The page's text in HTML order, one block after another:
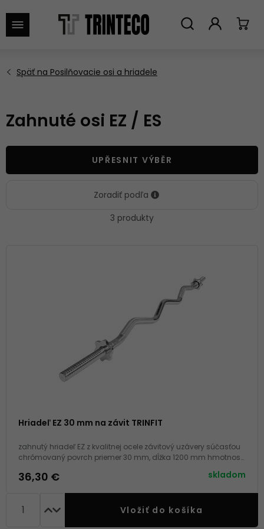
VYHĽADAŤ
Zahnuté osi EZ / ES
UPŘESNIT VÝBĚR
Zoradiť podľa
3 produkty
Hriadeľ EZ 30 mm na závit TRINFIT
zahnutý hriadeľ EZ z kvalitnej ocele závitový uzávery súčasťou
chrómovaný povrch priemer 30 mm, dĺžka 1200 mm hmotnosť
36,30 € skladom
Vložiť do košíka